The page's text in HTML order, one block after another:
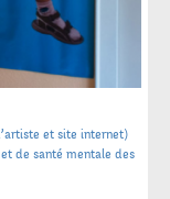
et site internet)
de santé mentale des